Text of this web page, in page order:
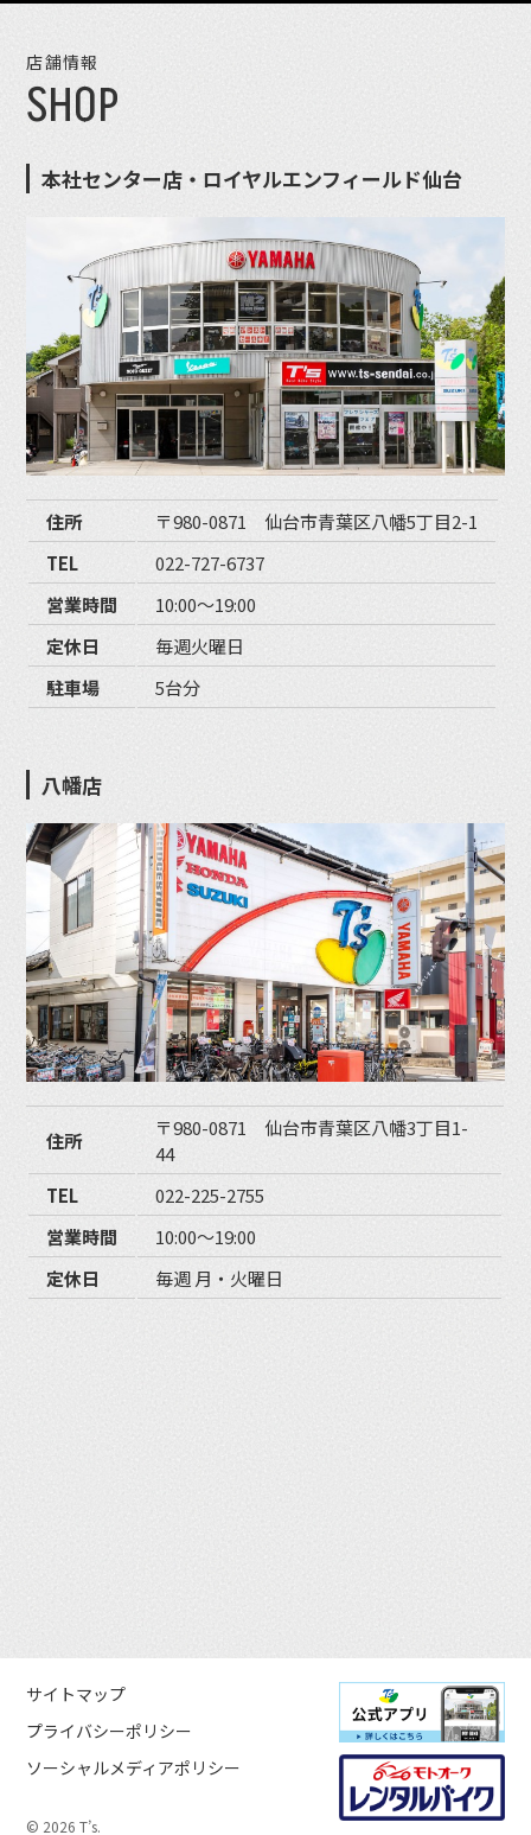
店舗情報
SHOP
本社センター店・ロイヤルエンフィールド仙台
住所
〒980-0871 仙台市青葉区八幡5丁目2-1
TEL
022-727-6737
営業時間
10:00〜19:00
定休日
毎週火曜日
駐車場
5台分
八幡店
住所
〒980-0871 仙台市青葉区八幡3丁目1-
44
TEL
022-225-2755
営業時間
10:00〜19:00
定休日
毎週 月・火曜日
サイトマップ
プライバシーポリシー
ソーシャルメディアポリシー
© 2026 T’s.